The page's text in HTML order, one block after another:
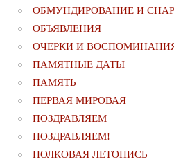
ОБМУНДИРОВАНИЕ И
ОБЪЯВЛЕНИЯ
ОЧЕРКИ И
ПАМЯТНЫЕ ДАТЫ
ПАМЯТЬ
ПЕРВАЯ МИРОВАЯ
ПОЗДРАВЛЯЕМ
ПОЗДРАВЛЯЕМ!
ПОЛКОВАЯ ЛЕТОПИСЬ